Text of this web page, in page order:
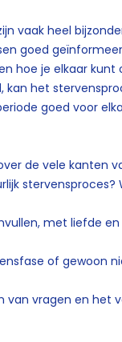
vaak heel
goed
hoe je elkaar kunt
het
goed voor
de vele kanten
stervensproces?
met liefde en
of gewoon
vragen en het